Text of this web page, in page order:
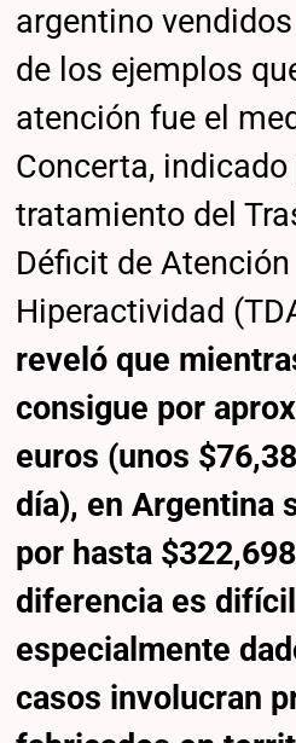
argentino
de los ejemplos
atención fue el
Concerta, indicado
tratamiento del
Déficit de Atención
Hiperactividad
reveló que
consigue por
euros (unos
día), en Argentina
por hasta
diferencia es
especialmente
casos involucran